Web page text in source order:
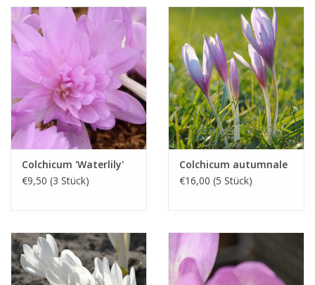
Colchicum 'Waterlily'
€9,50 (3 Stück)
Colchicum autumnale
€16,00 (5 Stück)